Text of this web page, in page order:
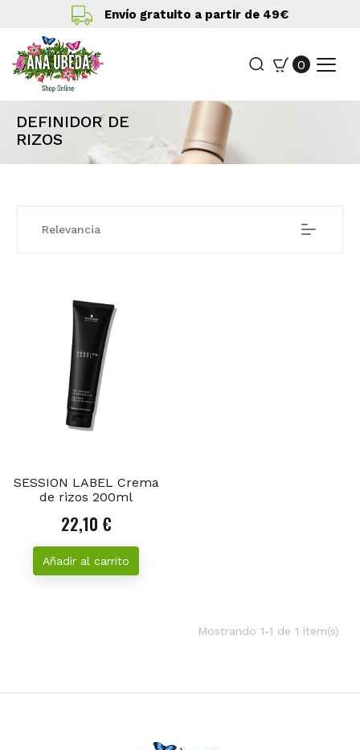
Envío gratuito a partir de 49€
0
DEFINIDOR DE
RIZOS
Relevancia
SESSION LABEL Crema
de rizos 200ml
Precio
22,10 €
Añadir al carrito
Mostrando 1-1 de 1 item(s)